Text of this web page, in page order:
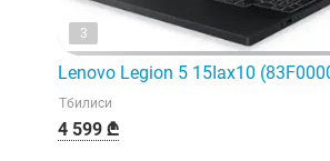
3
Lenovo Legion 5 15Iax10
Тбилиси
4 599 ₾